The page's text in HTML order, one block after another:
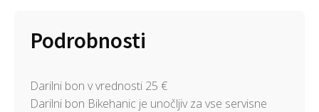
Podrobnosti
Darilni bon v vrednosti 25 €
Darilni bon Bikehanic je unočljiv za vse servisne